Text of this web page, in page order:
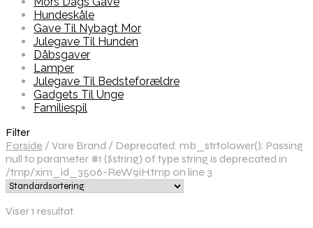
Hundeskåle
Gave Til Nybagt Mor
Julegave Til Hunden
Dåbsgaver
Lamper
Julegave Til Bedsteforældre
Gadgets Til Unge
Familiespil
Filter
Forside / Vare Brand / Deprecated: mb_strtolower(): Passing
null to parameter #1 ($string) of type string is deprecated in
/tmp/xim_id_3506-ReW9iH.tmp on line 3
Viser 1 resultat